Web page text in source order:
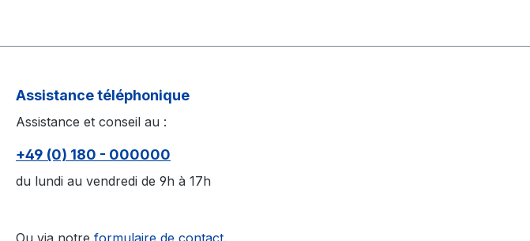
Assistance téléphonique
Assistance et conseil au :
+49 (0) 180 - 000000
du lundi au vendredi de 9h à 17h
Ou via notre formulaire de contact